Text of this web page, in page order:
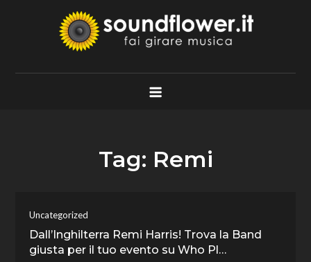
Soundflower.it
Fai Girare Musica
Tag: Remi
Uncategorized
Dall’Inghilterra Remi Harris! Trova la Band
giusta per il tuo evento su Who Pl…